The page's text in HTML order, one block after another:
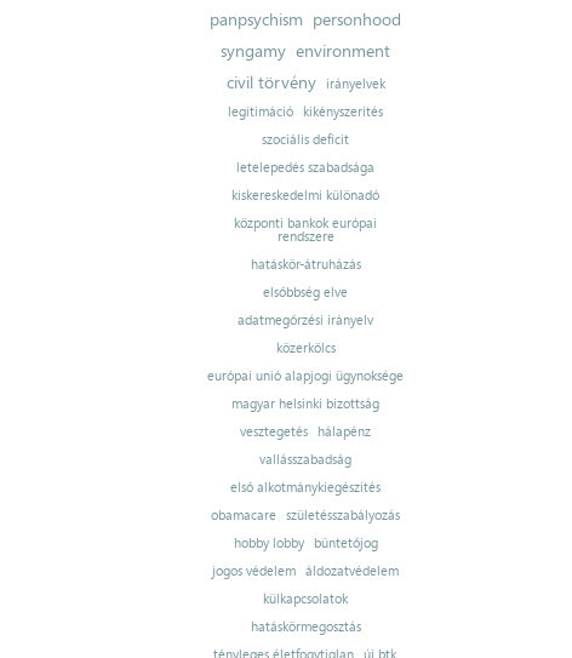
panpsychism personhood
syngamy environment
civil törvény
irányelvek
legitimáció
kikényszerítés
szociális deficit
letelepedés szabadsága
kiskereskedelmi különadó
központi bankok európai
rendszere
hatáskör-átruházás
elsőbbség elve
adatmegőrzési irányelv
közerkölcs
európai unió alapjogi ügynoksége
magyar helsinki bizottság
vesztegetés
hálapénz
vallásszabadság
első alkotmánykiegészítés
obamacare
születésszabályozás
hobby lobby
büntetőjog
jogos védelem
áldozatvédelem
külkapcsolatok
hatáskörmegosztás
tényleges életfogytiglan új btk.